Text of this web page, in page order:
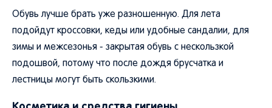
Обувь лучше брать уже разношенную. Для лета
подойдут кроссовки, кеды или удобные сандалии, для
зимы и межсезонья - закрытая обувь с нескользкой
подошвой, потому что после дождя брусчатка и
лестницы могут быть скользкими.